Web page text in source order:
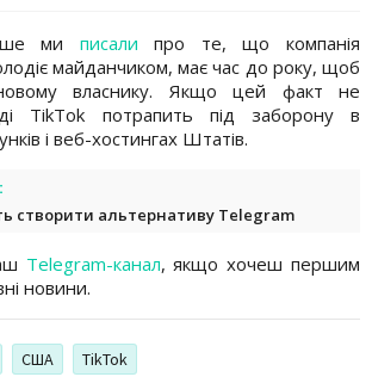
ми писали про те, що компанія
майданчиком, має час до року, щоб
власнику. Якщо цей факт не
TikTok потрапить під заборону в
і веб-хостингах Штатів.
створити альтернативу Telegram
Telegram-канал, якщо хочеш першим
новини.
США TikTok